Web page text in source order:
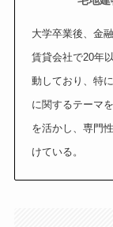
大学卒業後、金
賃貸会社で20年
動しており、特
に関するテーマ
を活かし、専門
けている。